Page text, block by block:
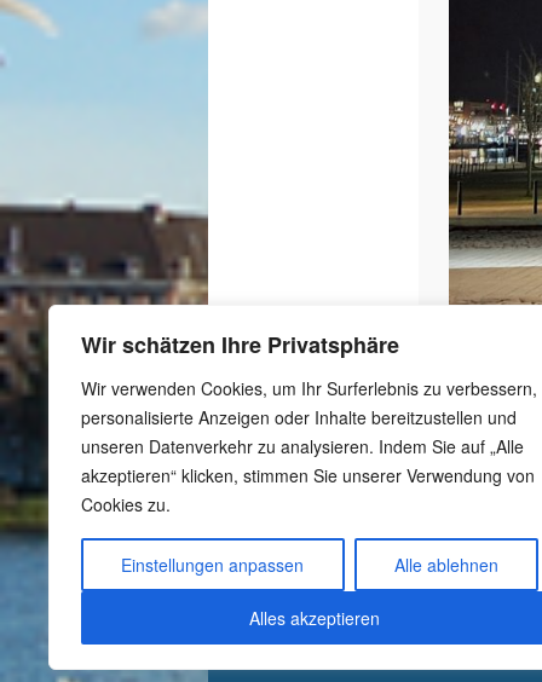
Wir schätzen Ihre Privatsphäre
Wir verwenden Cookies, um Ihr Surferlebnis zu verbessern,
personalisierte Anzeigen oder Inhalte bereitzustellen und
unseren Datenverkehr zu analysieren. Indem Sie auf „Alle
akzeptieren“ klicken, stimmen Sie unserer Verwendung von
Cookies zu.
Einstellungen anpassen Alle ablehnen
Alles akzeptieren
-Schutzkonzept
-
Meldestelle gemäß
Hinweisgeberschutzgesetz
- Datenschutzerklärung
Impressum